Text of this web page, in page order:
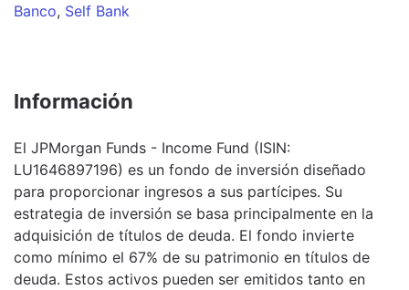
Banco, Self Bank
Información
El JPMorgan Funds - Income Fund (ISIN:
LU1646897196) es un fondo de inversión diseñado
para proporcionar ingresos a sus partícipes. Su
estrategia de inversión se basa principalmente en la
adquisición de títulos de deuda. El fondo invierte
como mínimo el 67% de su patrimonio en títulos de
deuda. Estos activos pueden ser emitidos tanto en